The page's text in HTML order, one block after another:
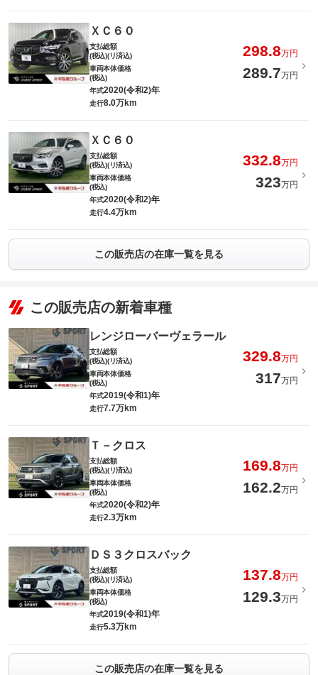
ＸＣ６０
支払総額
(税込)(リ済込)
298.8万円
車両本体価格
(税込)
289.7万円
年式2020(令和2)年
走行8.0万km
ＸＣ６０
支払総額
(税込)(リ済込)
332.8万円
車両本体価格
(税込)
323万円
年式2020(令和2)年
走行4.4万km
この販売店の在庫一覧を見る
この販売店の新着車種
レンジローバーヴェラール
支払総額
(税込)(リ済込)
329.8万円
車両本体価格
(税込)
317万円
年式2019(令和1)年
走行7.7万km
Ｔ－クロス
支払総額
(税込)(リ済込)
169.8万円
車両本体価格
(税込)
162.2万円
年式2020(令和2)年
走行2.3万km
ＤＳ３クロスバック
支払総額
(税込)(リ済込)
137.8万円
車両本体価格
(税込)
129.3万円
年式2019(令和1)年
走行5.3万km
この販売店の在庫一覧を見る